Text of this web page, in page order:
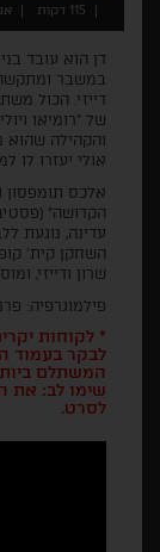
115 דקות
דן הוא עובד
במשבר
דייזי. הכול
של "רומיאו
והקהילה שהוא
אולי יעזרו לו
אלכס תומפסון
עדינה, נוגעת
השחקן קית'
שרון ודייזי,
פילמוגרפיה: פרנסס
* לקוחות
לבקר בעמוד
המשתלם
שימו לב: את
לסרט.